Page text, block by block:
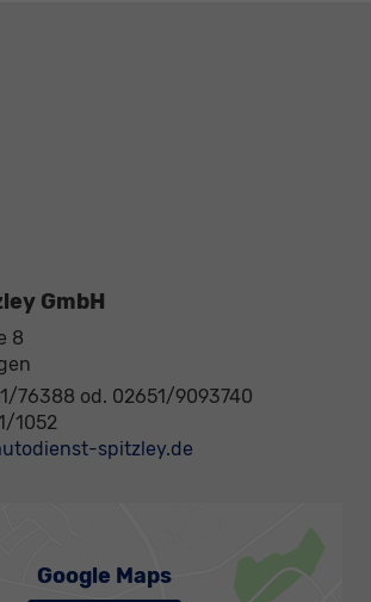
GmbH
8
76388 od. 02651/9093740
1052
spitzley.de
Google Maps